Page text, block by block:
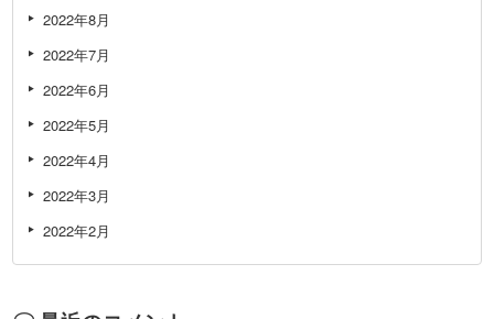
2022年8月
2022年7月
2022年6月
2022年5月
2022年4月
2022年3月
2022年2月